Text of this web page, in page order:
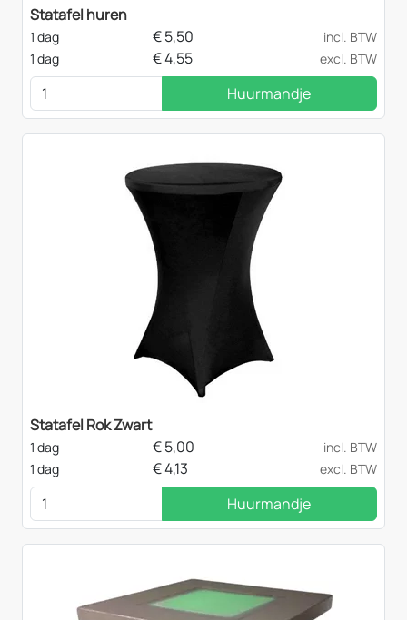
Statafel huren
1 dag €5,50
incl. BTW
1 dag
€4,55 excl. BTW
Huurmandje
Statafel Rok Zwart
1 dag €5,00
incl. BTW
1 dag
€4,13 excl. BTW
Huurmandje